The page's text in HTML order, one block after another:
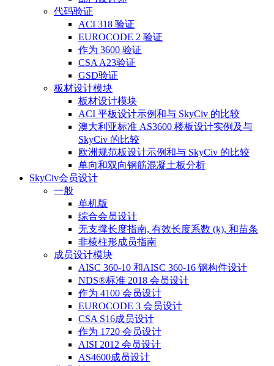
代码验证
ACI 318 验证
EUROCODE 2 验证
作为 3600 验证
CSA A23验证
GSD验证
板材设计模块
板材设计模块
ACI 平板设计示例和与 SkyCiv 的比较
澳大利亚标准 AS3600 楼板设计实例及与
SkyCiv 的比较
欧洲规范板设计示例和与 SkyCiv 的比较
单向和双向钢筋混凝土板分析
SkyCiv会员设计
一般
单机版
综合会员设计
无支撑长度指南, 有效长度系数 (ķ), 和苗条
非棱柱形成员指南
成员设计模块
AISC 360-10 和AISC 360-16 钢构件设计
NDS®标准 2018 会员设计
作为 4100 会员设计
EUROCODE 3 会员设计
CSA S16成员设计
作为 1720 会员设计
AISI 2012 会员设计
AS4600成员设计